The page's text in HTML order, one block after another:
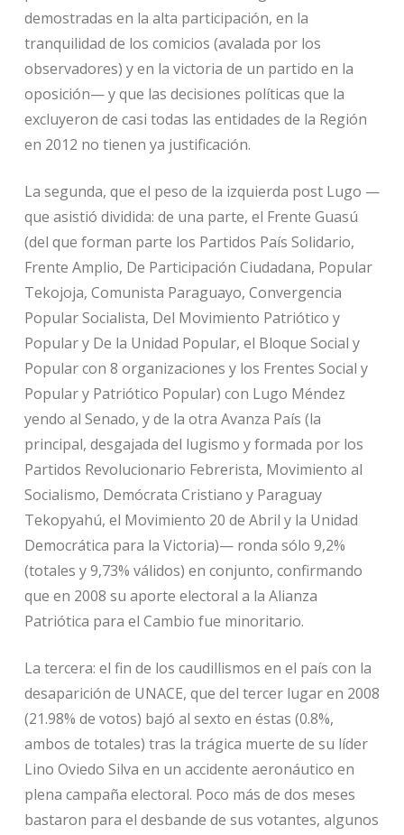
demostradas en la alta participación, en la
tranquilidad de los comicios (avalada por los
observadores) y en la victoria de un partido en la
oposición— y que las decisiones políticas que la
excluyeron de casi todas las entidades de la Región
en 2012 no tienen ya justificación.
La segunda, que el peso de la izquierda post Lugo —
que asistió dividida: de una parte, el Frente Guasú
(del que forman parte los Partidos País Solidario,
Frente Amplio, De Participación Ciudadana, Popular
Tekojoja, Comunista Paraguayo, Convergencia
Popular Socialista, Del Movimiento Patriótico y
Popular y De la Unidad Popular, el Bloque Social y
Popular con 8 organizaciones y los Frentes Social y
Popular y Patriótico Popular) con Lugo Méndez
yendo al Senado, y de la otra Avanza País (la
principal, desgajada del lugismo y formada por los
Partidos Revolucionario Febrerista, Movimiento al
Socialismo, Demócrata Cristiano y Paraguay
Tekopyahú, el Movimiento 20 de Abril y la Unidad
Democrática para la Victoria)— ronda sólo 9,2%
(totales y 9,73% válidos) en conjunto, confirmando
que en 2008 su aporte electoral a la Alianza
Patriótica para el Cambio fue minoritario.
La tercera: el fin de los caudillismos en el país con la
desaparición de UNACE, que del tercer lugar en 2008
(21.98% de votos) bajó al sexto en éstas (0.8%,
ambos de totales) tras la trágica muerte de su líder
Lino Oviedo Silva en un accidente aeronáutico en
plena campaña electoral. Poco más de dos meses
bastaron para el desbande de sus votantes, algunos